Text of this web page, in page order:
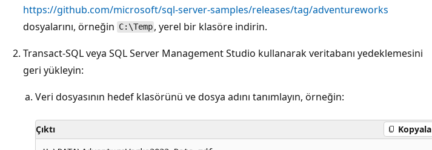
https://github.com/microsoft/sql-server-samples/releases/tag/adventureworks
dosyalarını, örneğin C:\Temp , yerel bir klasöre indirin.
Transact-SQL veya SQL Server Management Studio kullanarak veritabanı yedeklemesini
geri yükleyin:
Veri dosyasının hedef klasörünü ve dosya adını tanımlayın, örneğin:
Çıktı Kopyala